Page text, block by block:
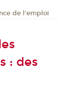
de l'emploi
: des